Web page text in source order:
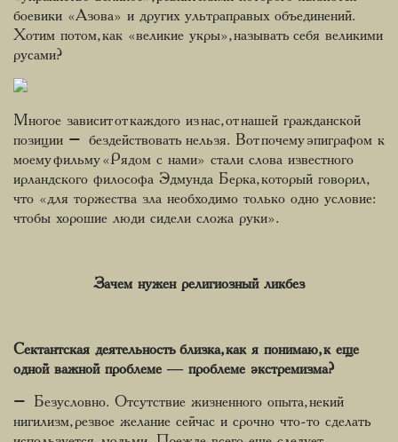
боевики «Азова» и других ультраправых объединений.
Хотим потом, как «великие укры», называть себя великими
русами?
Многое зависит от каждого из нас, от нашей гражданской
позиции – бездействовать нельзя. Вот почему эпиграфом к
моему фильму «Рядом с нами» стали слова известного
ирландского философа Эдмунда Берка, который говорил,
что «для торжества зла необходимо только одно условие:
чтобы хорошие люди сидели сложа руки».
Зачем нужен религиозный ликбез
Сектантская деятельность близка, как я понимаю, к еще
одной важной проблеме ― проблеме экстремизма?
– Безусловно. Отсутствие жизненного опыта, некий
нигилизм, резвое желание сейчас и срочно что-то сделать